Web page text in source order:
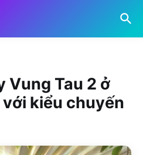
Vung Tau 2 ở
kiểu chuyến